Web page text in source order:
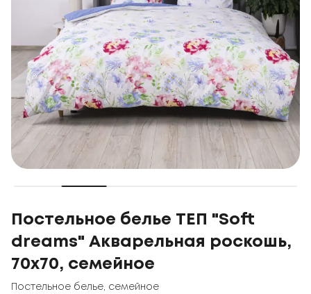
Постельное белье ТЕП "Soft
dreams" Акварельная роскошь,
70x70, семейное
Постельное белье семейное